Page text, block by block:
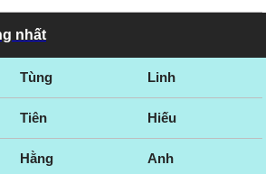
nhất
Tùng Linh
Tiên Hiếu
Hằng Anh